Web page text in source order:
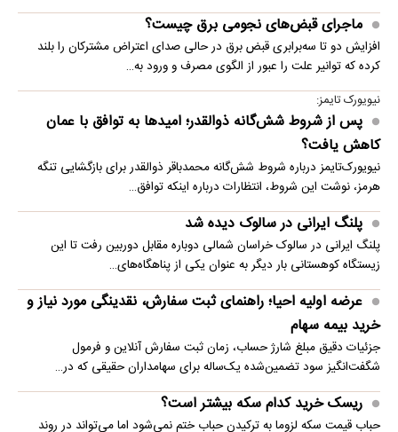
ماجرای قبض‌های نجومی برق چیست؟
افزایش دو تا سه‌برابری قبض برق در حالی صدای اعتراض مشترکان را بلند
کرده که توانیر علت را عبور از الگوی مصرف و ورود به…
نیویورک تایمز:
پس از شروط شش‌گانه ذوالقدر؛ امیدها به توافق با عمان
کاهش یافت؟
نیویورک‌تایمز درباره شروط شش‌گانه محمدباقر ذوالقدر برای بازگشایی تنگه
هرمز، نوشت این شروط، انتظارات درباره اینکه توافق…
پلنگ ایرانی در سالوک دیده شد
پلنگ ایرانی در سالوک خراسان شمالی دوباره مقابل دوربین رفت تا این
زیستگاه کوهستانی بار دیگر به عنوان یکی از پناهگاه‌های…
عرضه اولیه احیا؛ راهنمای ثبت سفارش، نقدینگی مورد نیاز و
خرید بیمه سهام
جزئیات دقیق مبلغ شارژ حساب، زمان ثبت سفارش آنلاین و فرمول
شگفت‌انگیز سود تضمین‌شده یک‌ساله برای سهامداران حقیقی که در…
ریسک خرید کدام سکه بیشتر است؟
حباب قیمت سکه لزوما به ترکیدن حباب ختم نمی‌شود اما می‌تواند در روند